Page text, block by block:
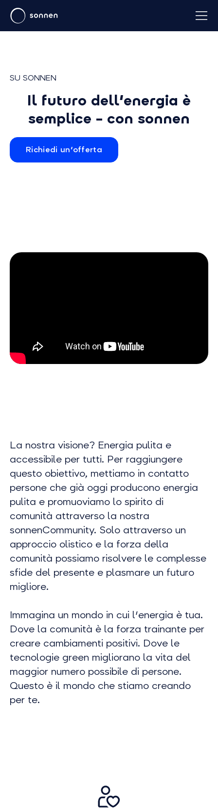
SU SONNEN
Il futuro dell'energia è
semplice – con sonnen
Richiedi un'offerta
La nostra visione? Energia pulita e
accessibile per tutti. Per raggiungere
questo obiettivo, mettiamo in contatto
persone che già oggi producono energia
pulita e promuoviamo lo spirito di
comunità attraverso la nostra
sonnenCommunity. Solo attraverso un
approccio olistico e la forza della
comunità possiamo risolvere le complesse
sfide del presente e plasmare un futuro
migliore.
Immagina un mondo in cui l'energia è tua.
Dove la comunità è la forza trainante per
creare cambiamenti positivi. Dove le
tecnologie green migliorano la vita del
maggior numero possibile di persone.
Questo è il mondo che stiamo creando
per te.